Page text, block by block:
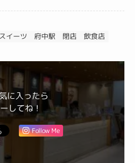
スイーツ 府中駅 閉店 飲食店
に入ったら
してね！
Follow Me